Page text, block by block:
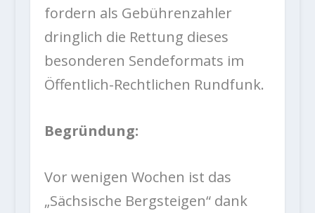
fordern als Gebührenzahler
dringlich die Rettung dieses
besonderen Sendeformats im
Öffentlich-Rechtlichen Rundfunk.
Begründung:
Vor wenigen Wochen ist das
„Sächsische Bergsteigen“ dank